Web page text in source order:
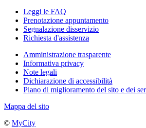
Leggi le FAQ
Prenotazione appuntamento
Segnalazione disservizio
Richiesta d'assistenza
Amministrazione trasparente
Informativa privacy
Note legali
Dichiarazione di accessibilità
Piano di miglioramento del sito e dei
Mappa del sito
© MyCity